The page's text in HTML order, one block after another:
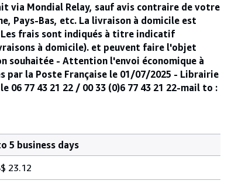
via Mondial Relay, sauf avis contraire de votre
Pays-Bas, etc. La livraison à domicile est
Les frais sont indiqués à titre indicatif
à domicile). et peuvent faire l'objet
souhaitée - Attention l'envoi économique à
la Poste Française le 01/07/2025 - Librairie
06 77 43 21 22 / 00 33 (0)6 77 43 21 22-mail to :
5 business days
23.12